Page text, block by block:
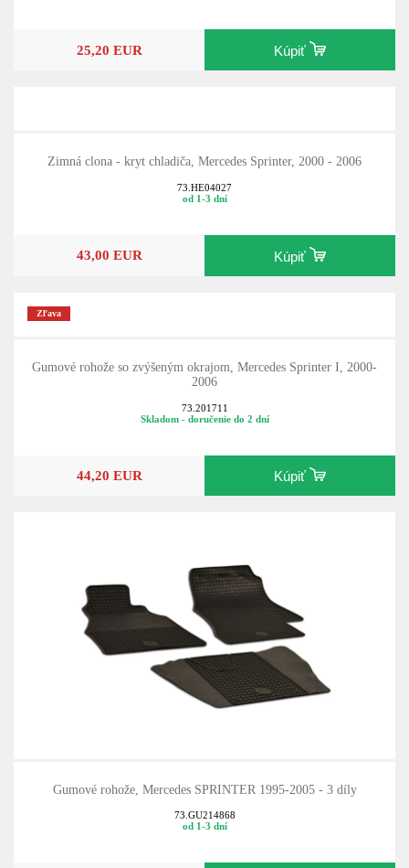
25,20 EUR Kúpiť
Zimná clona - kryt chladiča, Mercedes Sprinter, 2000 - 2006
73.HE04027
od 1-3 dní
43,00 EUR Kúpiť
Zľava
Gumové rohože so zvýšeným okrajom, Mercedes Sprinter I, 2000-
2006
73.201711
Skladom - doručenie do 2 dní
44,20 EUR Kúpiť
Gumové rohože, Mercedes SPRINTER 1995-2005 - 3 díly
73.GU214868
od 1-3 dní